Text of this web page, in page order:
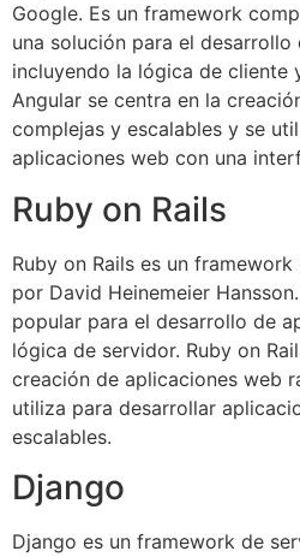
Google. Es un framework
una solución para el
incluyendo la lógica de cliente
Angular se centra en la
complejas y escalables y se
aplicaciones web con una
Ruby on Rails
Ruby on Rails es un
por David Heinemeier
popular para el desarrollo de
lógica de servidor. Ruby on
creación de aplicaciones web
utiliza para desarrollar
escalables.
Django
Django es un framework de